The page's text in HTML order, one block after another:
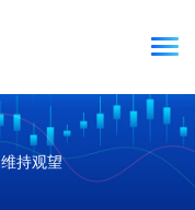
持观望